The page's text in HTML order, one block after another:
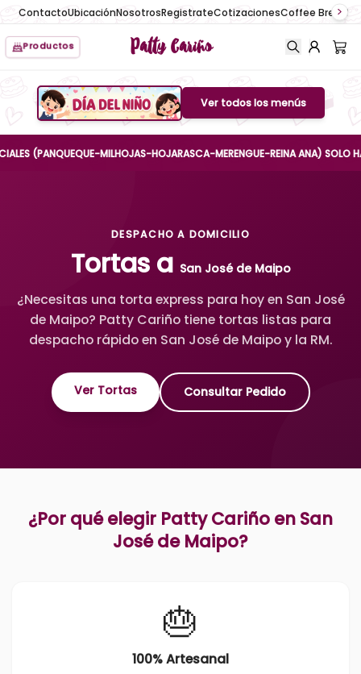
ContactoUbicaciónNosotrosRegistrateCotizacionesCoffee Break
Productos Patty Cariño
Boton de menu
Ver todos los menús
(PANQUEQUE-MILHOJAS-HOJARASCA-MERENGUE-REINA ANA) SOLO HASTA
DESPACHO A DOMICILIO
Tortas a San José de Maipo
¿Necesitas una torta express para hoy en San José
de Maipo? Patty Cariño tiene tortas listas para
despacho rápido en San José de Maipo y la RM.
Ver Tortas Consultar Pedido
¿Por qué elegir Patty Cariño en San
José de Maipo?
🎂
100% Artesanal